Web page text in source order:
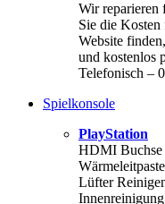
Wir reparieren
Sie die Kosten
Website
und kostenlos
Telefonisch –
Spielkonsole
PlayStation
HDMI Buchse
Lüfter
Innenreinigung